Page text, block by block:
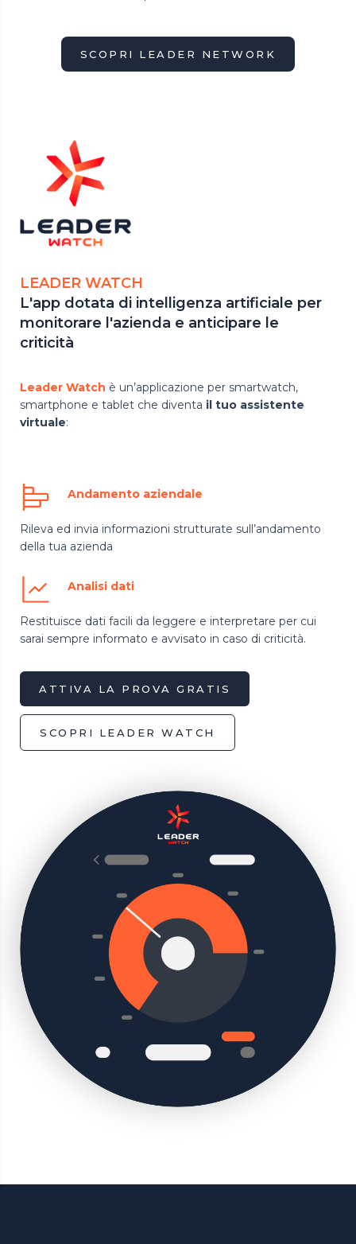
SCOPRI LEADER NETWORK
LEADER WATCH
L'app dotata di intelligenza artificiale per
monitorare l'azienda e anticipare le
criticità
Leader Watch è un’applicazione per smartwatch,
smartphone e tablet che diventa il tuo assistente
virtuale:
Andamento aziendale
Rileva ed invia informazioni strutturate sull’andamento
della tua azienda
Analisi dati
Restituisce dati facili da leggere e interpretare per cui
sarai sempre informato e avvisato in caso di criticità.
ATTIVA LA PROVA GRATIS
SCOPRI LEADER WATCH